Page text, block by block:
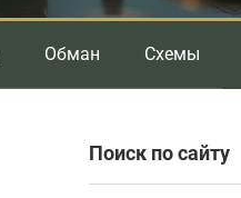
Обман Схемы
Поиск по сайту